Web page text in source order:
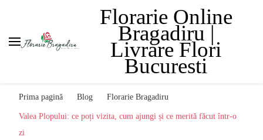
Florarie Online
Bragadiru |
Livrare Flori
Bucuresti
Prima pagină Blog Florarie Bragadiru
Valea Plopului: ce poți vizita, cum ajungi și ce merită făcut într-o
zi